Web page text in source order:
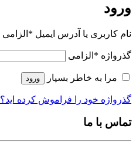
ورود
نام کاربری یا آدرس ایمیل * الزامی
گذرواژه * الزامی
مرا به خاطر بسپار ورود
گذرواژه خود را فراموش کرده اید؟
تماس با ما